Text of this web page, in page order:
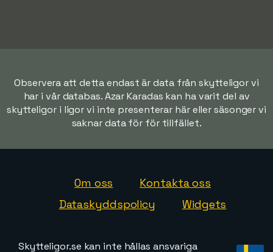
Observera att detta endast är data från skytteligor vi
har i vår databas. Azar Karadas kan ha varit del av
skytteligor i ligor vi inte presenterar här eller säsonger vi
saknar data för för tillfället.
Om oss
Kontakta oss
Dataskyddspolicy
Widgets
Skytteligor.se kan inte hållas ansvariga